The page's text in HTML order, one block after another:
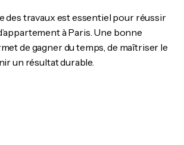
des travaux est essentiel pour réussir
à Paris. Une bonne
de gagner du temps, de maîtriser le
un résultat durable.